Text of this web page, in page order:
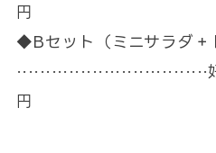
円
◆Bセット（ミニサラダ＋
円